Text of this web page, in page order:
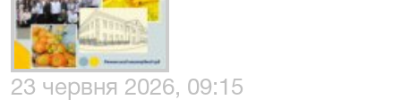
23 червня 2026, 09:15